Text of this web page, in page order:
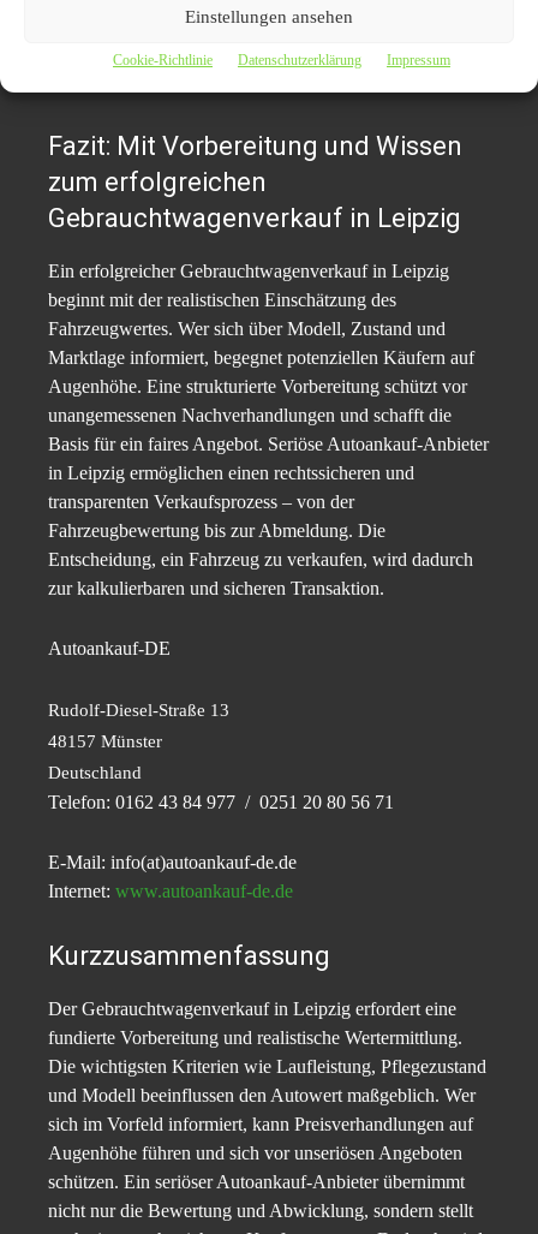
Einstellungen ansehen
Cookie-Richtlinie Datenschutzerklärung Impressum
Die Auszahlung erfolgt wie gewünscht in bar oder per
Fazit: Mit Vorbereitung und Wissen
zum erfolgreichen
Gebrauchtwagenverkauf in Leipzig
Ein erfolgreicher Gebrauchtwagenverkauf in Leipzig
beginnt mit der realistischen Einschätzung des
Fahrzeugwertes. Wer sich über Modell, Zustand und
Marktlage informiert, begegnet potenziellen Käufern auf
Augenhöhe. Eine strukturierte Vorbereitung schützt vor
unangemessenen Nachverhandlungen und schafft die
Basis für ein faires Angebot. Seriöse Autoankauf-Anbieter
in Leipzig ermöglichen einen rechtssicheren und
transparenten Verkaufsprozess – von der
Fahrzeugbewertung bis zur Abmeldung. Die
Entscheidung, ein Fahrzeug zu verkaufen, wird dadurch
zur kalkulierbaren und sicheren Transaktion.
Autoankauf-DE
Rudolf-Diesel-Straße 13
48157 Münster
Deutschland
Telefon: 0162 43 84 977 / 0251 20 80 56 71
E-Mail: info(at)autoankauf-de.de
Internet: www.autoankauf-de.de
Kurzzusammenfassung
Der Gebrauchtwagenverkauf in Leipzig erfordert eine
fundierte Vorbereitung und realistische Wertermittlung.
Die wichtigsten Kriterien wie Laufleistung, Pflegezustand
und Modell beeinflussen den Autowert maßgeblich. Wer
sich im Vorfeld informiert, kann Preisverhandlungen auf
Augenhöhe führen und sich vor unseriösen Angeboten
schützen. Ein seriöser Autoankauf-Anbieter übernimmt
nicht nur die Bewertung und Abwicklung, sondern stellt